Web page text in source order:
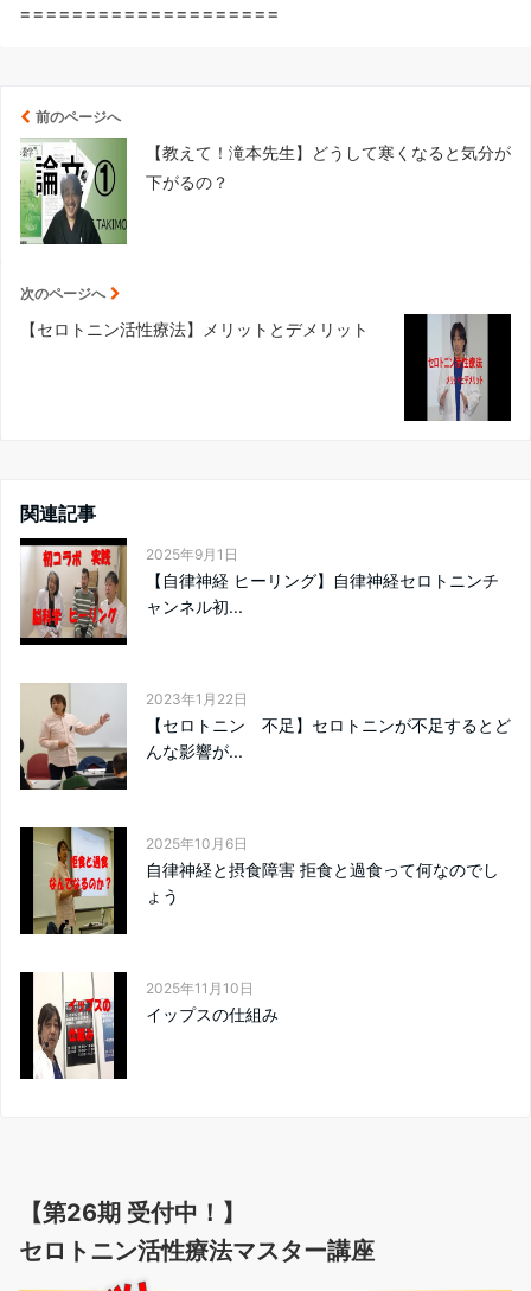
====================
前のページへ
【教えて！滝本先生】どうして寒くなると気分が
下がるの？
次のページへ
【セロトニン活性療法】メリットとデメリット
関連記事
2025年9月1日
【自律神経 ヒーリング】自律神経セロトニンチ
ャンネル初...
2023年1月22日
【セロトニン 不足】セロトニンが不足するとど
んな影響が...
2025年10月6日
自律神経と摂食障害 拒食と過食って何なのでし
ょう
2025年11月10日
イップスの仕組み
【第26期 受付中！】
セロトニン活性療法マスター講座